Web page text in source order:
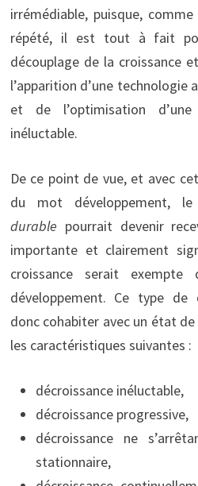
irrémédiable, puisque,
répété, il est tout à fait
découplage de la croissance
l’apparition d’une technologie
et de l’optimisation d’une
inéluctable.
De ce point de vue, et avec
du mot développement,
durable pourrait devenir
importante et clairement
croissance serait
développement. Ce type de
donc cohabiter avec un état
les caractéristiques suivantes :
décroissance inéluctable,
décroissance progressive,
décroissance ne
stationnaire,